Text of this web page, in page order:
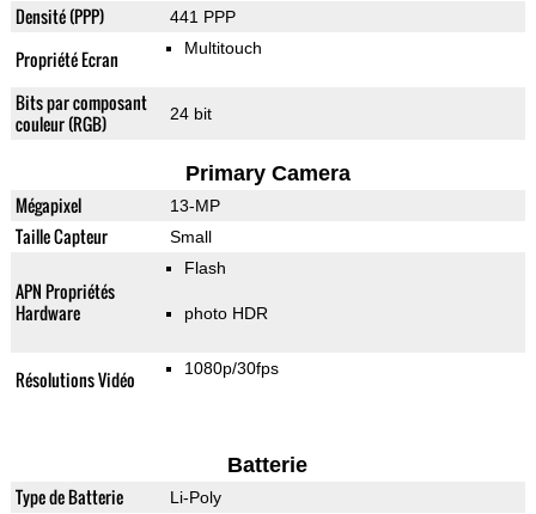
Densité (PPP) 441 PPP
Propriété Ecran Multitouch
Bits par composant
couleur (RGB)
24 bit
Primary Camera
Mégapixel 13-MP
Taille Capteur Small
APN Propriétés
Hardware
Flash
photo HDR
Résolutions Vidéo 1080p/30fps
Batterie
Type de Batterie Li-Poly